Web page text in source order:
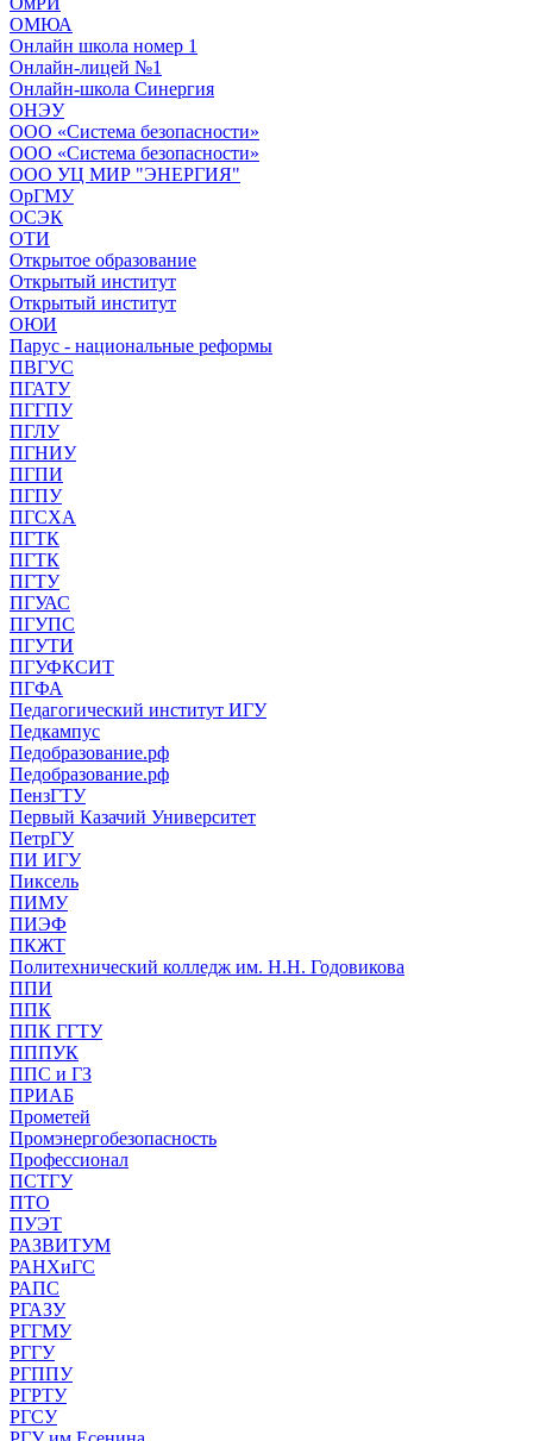
ОМЮА
Онлайн школа номер 1
Онлайн-лицей №1
Онлайн-школа Синергия
ОНЭУ
ООО «Система безопасности»
ООО «Система безопасности»
ООО УЦ МИР "ЭНЕРГИЯ"
ОрГМУ
ОСЭК
ОТИ
Открытое образование
Открытый институт
Открытый институт
ОЮИ
Парус - национальные реформы
ПВГУС
ПГАТУ
ПГГПУ
ПГЛУ
ПГНИУ
ПГПИ
ПГПУ
ПГСХА
ПГТК
ПГТК
ПГТУ
ПГУАС
ПГУПС
ПГУТИ
ПГУФКСИТ
ПГФА
Педагогический институт ИГУ
Педкампус
Педобразование.рф
Педобразование.рф
ПензГТУ
Первый Казачий Университет
ПетрГУ
ПИ ИГУ
Пиксель
ПИМУ
ПИЭФ
ПКЖТ
Политехнический колледж им. Н.Н. Годовикова
ППИ
ППК
ППК ГГТУ
ПППУК
ППС и ГЗ
ПРИАБ
Прометей
Промэнергобезопасность
Профессионал
ПСТГУ
ПТО
ПУЭТ
РАЗВИТУМ
РАНХиГС
РАПС
РГАЗУ
РГГМУ
РГГУ
РГППУ
РГРТУ
РГСУ